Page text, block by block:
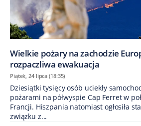
Wielkie pożary na zachodzie
rozpaczliwa ewakuacja
Piątek, 24 lipca (18:35)
Dziesiątki tysięcy osób uciekły
pożarami na półwyspie Cap Ferret w
Francji. Hiszpania natomiast ogłosiła
związku z...